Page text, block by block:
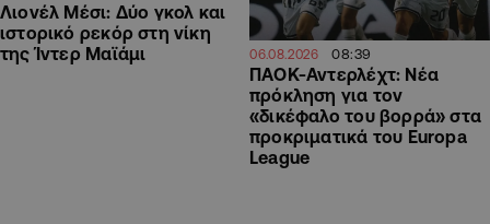
Λιονέλ Μέσι: Δύο γκολ και
ιστορικό ρεκόρ στη νίκη
της Ίντερ Μαϊάμι
06.08.2026 08:39
ΠΑΟΚ-Αντερλέχτ: Νέα
πρόκληση για τον
«δικέφαλο του βορρά» στα
προκριματικά του Europa
League